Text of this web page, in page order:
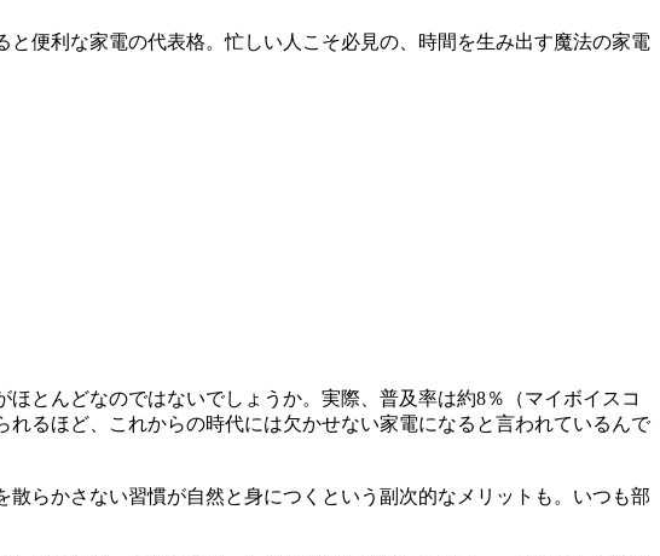
便利な家電の代表格。忙しい人こそ必見の、時間を生み出す魔法の家電
とんどなのではないでしょうか。実際、普及率は約8％（マイボイスコ
るほど、これからの時代には欠かせない家電になると言われているんで
らかさない習慣が自然と身につくという副次的なメリットも。いつも部